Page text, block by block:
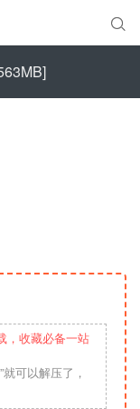

，收藏必备一站
可以解压了，